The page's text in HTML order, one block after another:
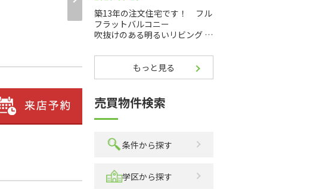
もっと見る
売買物件検索
条件から探す
学区から探す